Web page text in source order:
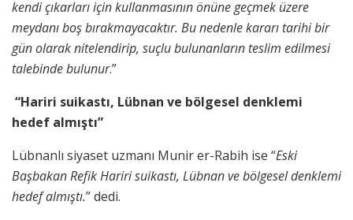
kendi çıkarları için kullanmasının önüne geçmek üzere
meydanı boş bırakmayacaktır. Bu nedenle kararı tarihi bir
gün olarak nitelendirip, suçlu bulunanların teslim edilmesi
talebinde bulunur.”
“Hariri suikastı, Lübnan ve bölgesel denklemi
hedef almıştı”
Lübnanlı siyaset uzmanı Munir er-Rabih ise “Eski
Başbakan Refik Hariri suikastı, Lübnan ve bölgesel denklemi
hedef almıştı.” dedi.